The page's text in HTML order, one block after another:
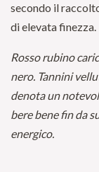
secondo il
di elevata finezza.
Rosso rubino
nero. Tannini
denota un
bere bene fin da
energico.